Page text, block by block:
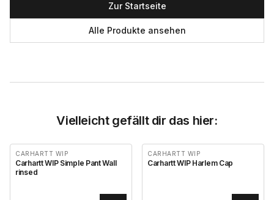
Zur Startseite
Alle Produkte ansehen
Vielleicht gefällt dir das hier:
CARHARTT WIP
Carhartt WIP Simple Pant Wall
rinsed
CARHARTT WIP
Carhartt WIP Harlem Cap